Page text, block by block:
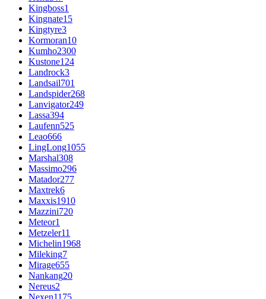
Kingboss1
Kingnate15
Kingtyre3
Kormoran10
Kumho2300
Kustone124
Landrock3
Landsail701
Landspider268
Lanvigator249
Lassa394
Laufenn525
Leao666
LingLong1055
Marshal308
Massimo296
Matador277
Maxtrek6
Maxxis1910
Mazzini720
Meteor1
Metzeler11
Michelin1968
Mileking7
Mirage655
Nankang20
Nereus2
Nexen1175